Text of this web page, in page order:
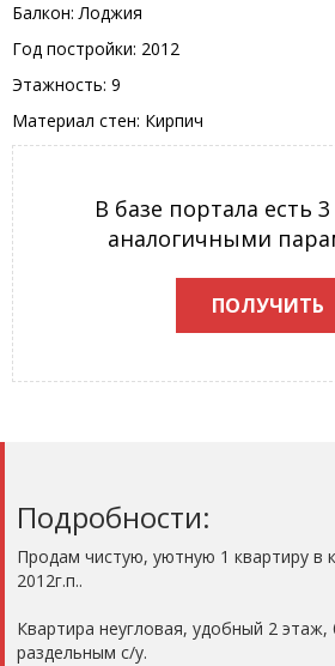
Балкон: Лоджия
Год постройки: 2012
Этажность: 9
Материал стен: Кирпич
В базе портала есть
аналогичными
ПОЛУЧИТЬ
Подробности:
Продам чистую, уютную 1 квартиру в
2012г.п..
Квартира неугловая, удобный 2
paздельным с/у.